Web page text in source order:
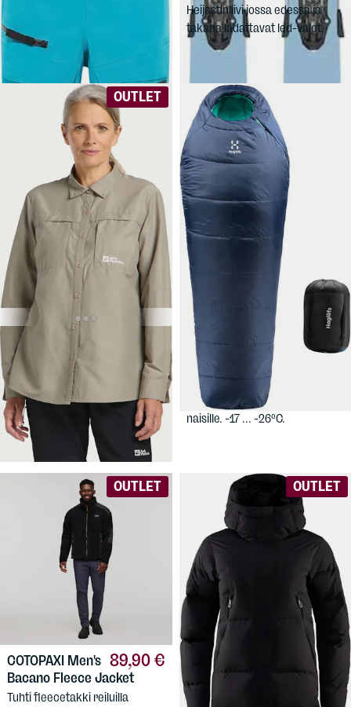
talvivaelluksille Jack Wolfskinin
Expdn-huippumallistosta.
Heijastinliivi jossa edessä ja
takana ladattavat led-valot.
OUTLET
54,90 €
JACK
WOLFSKINWomen's
Barrier LS Shirt
Naisten kesä- ja matkailupaita.
Materiaali estää hyttysten
pistoja.
179 €
HAGLÖFS
Musca
-26
Todella lämmin
talvimakuupussi erityisesti
naisille. -17 ... -26ºC.
OUTLET
89,90 €
COTOPAXI Men's
Bacano Fleece Jacket
Tuhti fleecetakki reiluilla
OUTLET